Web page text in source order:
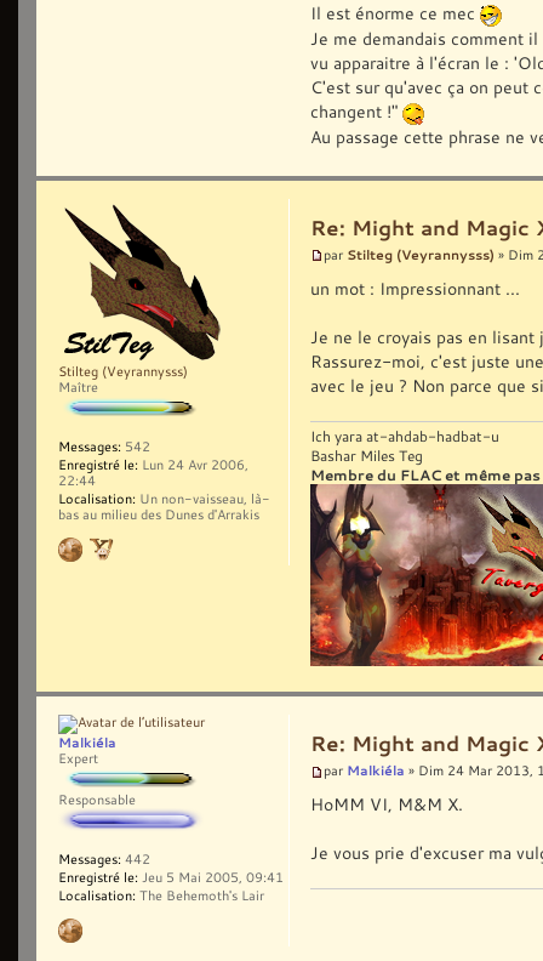
Il est énorme ce mec
Je me demandais comment
vu apparaitre à l'écran le :
C'est sur qu'avec ça on peut
changent !"
Au passage cette phrase ne
Re: Might and Magic
par Stilteg (Veyrannysss) » Dim
un mot : Impressionnant ...
Je ne le croyais pas en
Rassurez-moi, c'est juste
avec le jeu ? Non parce que
Ich yara at-ahdab-hadbat-u
Bashar Miles Teg
Membre du FLAC et même
Stilteg (Veyrannysss)
Maître
Messages: 542
Enregistré le: Lun 24 Avr 2006,
22:44
Localisation: Un non-vaisseau, là-
bas au milieu des Dunes d'Arrakis
Re: Might and Magic
par Malkiéla » Dim 24 Mar 2013,
HoMM VI, M&M X.
Je vous prie d'excuser ma
Malkiéla
Expert
Responsable
Messages: 442
Enregistré le: Jeu 5 Mai 2005, 09:41
Localisation: The Behemoth's Lair